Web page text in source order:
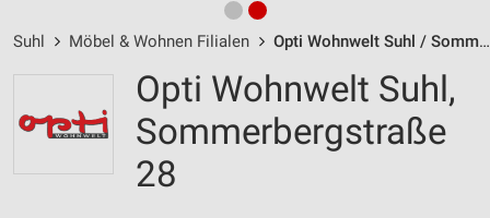
Suhl Möbel & Wohnen Filialen Opti Wohnwelt Suhl / Sommerbergstraße 28 - Öffnungszeiten & Adresse
Opti Wohnwelt Suhl,
Sommerbergstraße
28